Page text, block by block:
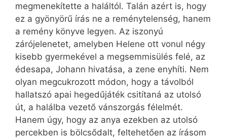
megmenekítette a haláltól. Talán azért is, hogy
ez a gyönyörű írás ne a reménytelenség, hanem
a remény könyve legyen. Az iszonyú
zárójelenetet, amelyben Helene ott vonul négy
kisebb gyermekével a megsemmisülés felé, az
édesapa, Johann hivatása, a zene enyhíti. Nem
olyan megcukrozott módon, hogy a távolból
hallatszó apai hegedűjáték csitítaná az utolsó
út, a halálba vezető vánszorgás félelmét.
Hanem úgy, hogy az anya ezekben az utolsó
percekben is bölcsődalt, feltehetően az írásom